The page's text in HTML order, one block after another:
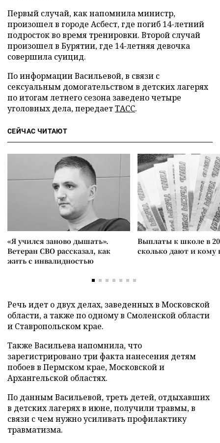
Первый случай, как напомнила министр,
произошел в городе Асбест, где погиб 14-летний
подросток во время тренировки. Второй случай
произошел в Бурятии, где 14-летняя девочка
совершила суицид.
По информации Васильевой, в связи с
сексуальным домогательством в детских лагерях
по итогам летнего сезона заведено четыре
уголовных дела, передаетТАСС.
СЕЙЧАС ЧИТАЮТ
«Я учился заново дышать».
Ветеран СВО рассказал, как
жить с инвалидностью
Выплаты к школе в
сколько дают и
Речь идет о двух делах, заведенных в Московской
области, а также по одному в Смоленской области
и Ставропольском крае.
Также Васильева напомнила, что
зарегистрировано три факта нанесения детям
побоев в Пермском крае, Московской и
Архангельской областях.
По данным Васильевой, треть детей, отдыхавших
в детских лагерях в июне, получили травмы, в
связи с чем нужно усиливать профилактику
травматизма.